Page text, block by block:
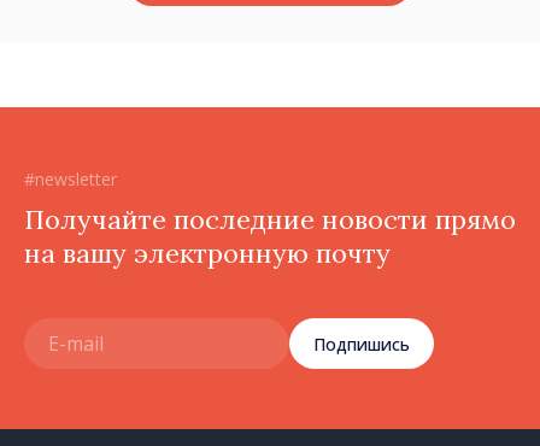
#newsletter
Получайте последние новости прямо
на вашу электронную почту
Подпишись